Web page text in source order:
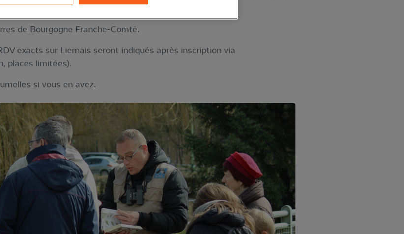
ce projet.
de Bourgogne Franche-Comté.
exacts sur Liernais seront indiqués après inscription via
places limitées).
si vous en avez.